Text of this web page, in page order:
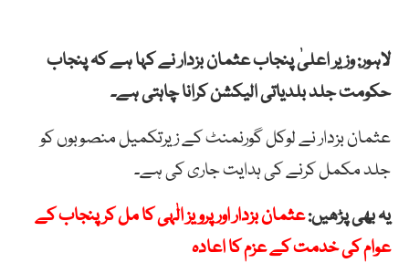
لاہور: وزیر اعلیٰ پنجاب عثمان بزدار نے کہا ہے کہ پنجاب
حکومت جلد بلدیاتی الیکشن کرانا چاہتی ہے۔
عثمان بزدار نے لوکل گورنمنٹ کے زیرتکمیل منصوبوں کو
جلد مکمل کرنے کی ہدایت جاری کی ہے۔
یہ بھی پڑھیں:عثمان بزدار اور پرویز الٰہی کا مل کر پنجاب کے
عوام کی خدمت کے عزم کا اعادہ